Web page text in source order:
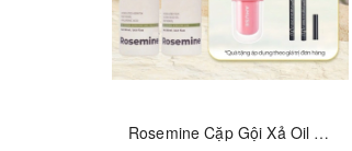
Rosemine Cặp Gội Xả Oil Control (Green) [2 x 500ml ] - Refreshing Oil Control Root Lift Control & Nourishing Oil Control Volume Care Conditioner